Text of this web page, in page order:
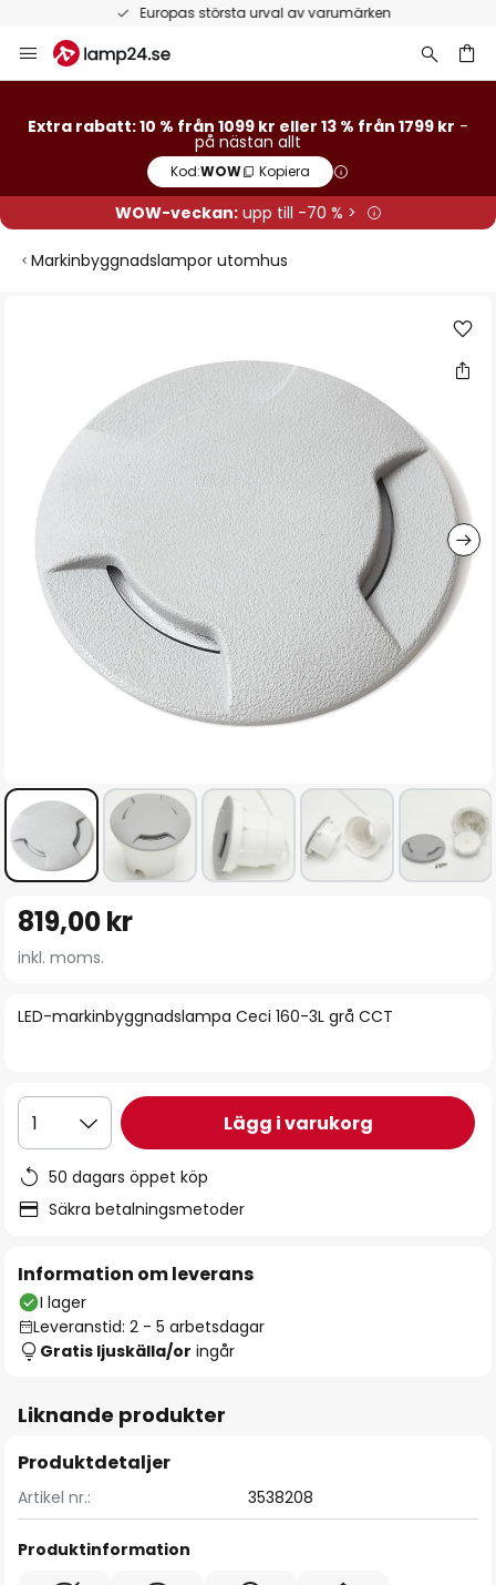
Europas största urval av varumärken
Hoppa
till
Extra rabatt: 10 % från 1099 kr eller 13 % från 1799 kr -
på nästan allt
Kod:WOW Kopiera
WOW-veckan:upp till -70 % >
Markinbyggnadslampor utomhus
bildgalleriet
till
början
bildgalleriet
LED-markinbyggnadslampa Ceci 160-3L grå CCT
819,00 kr
inkl. moms.
1 Lägg i varukorg
50 dagars öppet köp
Säkra betalningsmetoder
Information om leverans
I lager
Leveranstid: 2 - 5 arbetsdagar
Gratis ljuskälla/or ingår
Liknande produkter
Produktdetaljer
Artikel nr.: 3538208
Produktinformation